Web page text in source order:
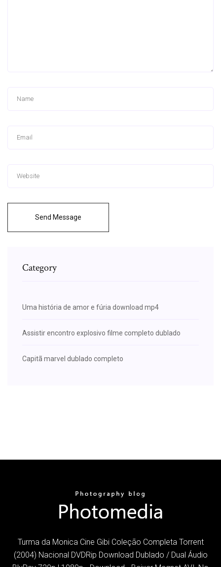
Send Message
Category
Uma história de amor e fúria download mp4
Assistir encontro explosivo filme completo dublado
Capitã marvel dublado completo
Turma da Monica Cine Gibi Coleção Completa Torrent
(2004) Nacional DVDRip Download Dublado / Dual Áudio